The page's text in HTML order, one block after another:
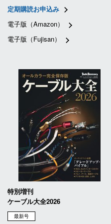
定期購読お申込み
電子版（Amazon）
電子版（Fujisan）
特別増刊
ケーブル大全2026
最新号